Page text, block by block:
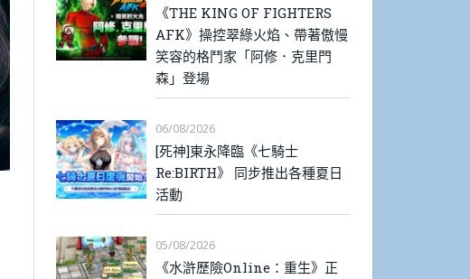
《THE KING OF FIGHTERS
AFK》操控翠綠火焰、帶著傲慢
笑容的格鬥家「阿修．克里門
森」登場
06/08/2026
[死神]東永降臨《七騎士
Re:BIRTH》 同步推出各種夏日
活動
05/08/2026
《水滸歷險Online：重生》正